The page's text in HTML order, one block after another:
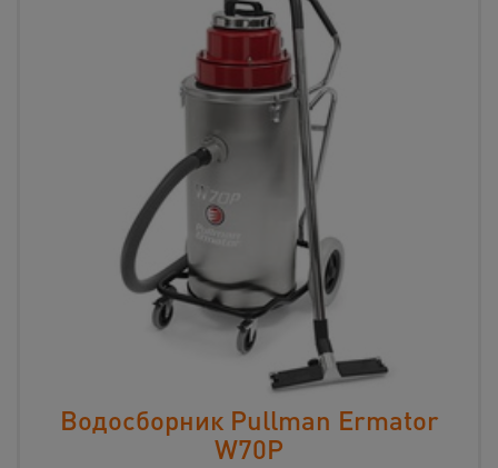
Водосборник Pullman Ermator
W70P